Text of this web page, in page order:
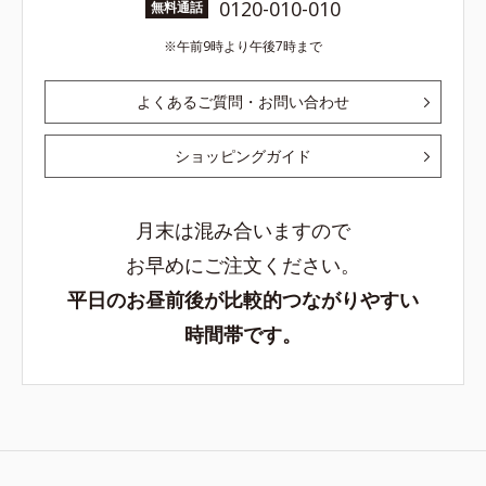
無料通話 0120-010-010
午前9時より午後7時まで
よくあるご質問・お問い合わせ
ショッピングガイド
月末は混み合いますので
お早めにご注文ください。
平日のお昼前後が比較的つながりやすい
時間帯です。